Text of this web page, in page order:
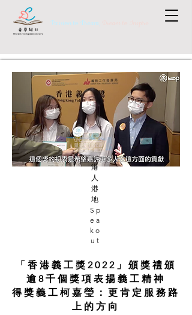
Passion to Dream,
港
人
港
地
Sp
ea
ko
ut
「香港義工獎2022」頒獎禮頒
逾8千個獎項表揚義工精神
得獎義工柯嘉瑩：更肯定服務路
上的方向